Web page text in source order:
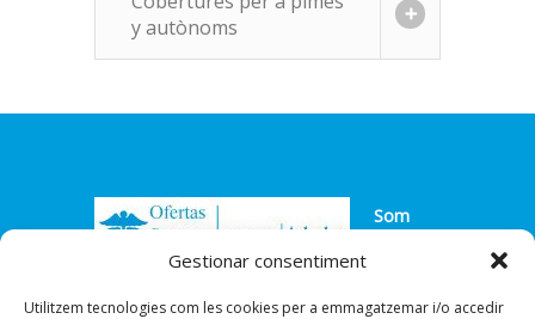
Gestionar consentiment
Utilitzem tecnologies com les cookies per a emmagatzemar i/o accedir
y autònoms
Som